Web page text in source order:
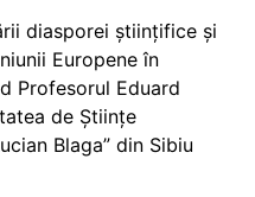
diasporei științifice și
Europene în
Profesorul Eduard
de Științe
Blaga” din Sibiu